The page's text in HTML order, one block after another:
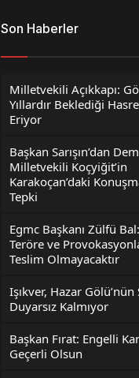
Son Haberler
Milletvekili Açıkkapı:
Yıllardır Beklediği
Eriyor
Başkan Sarışın’dan
Milletvekili Koçyiğit’in
Karakoçan’daki
Tepki
Egmc Başkanı Zülfü
Teröre ve
Teslim Olmayacaktır
Işıkver, Hazar
Duyarsız Kalmıyor
Başkan Fırat: Engelli
Geçerli Olsun